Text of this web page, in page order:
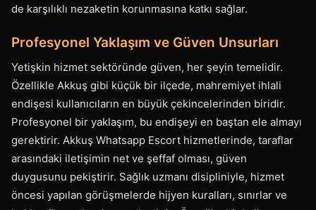
de karşılıklı nezaketin korunmasına katkı sağlar.
Profesyonel Yaklaşım ve Güven Unsurları
Yetişkin hizmet sektöründe güven, her şeyin temelidir.
Özellikle Akkuş gibi küçük bir ilçede, mahremiyet ihlali
endişesi kullanıcıların en büyük çekincelerinden biridir.
Profesyonel bir yaklaşım, bu endişeyi en baştan ele almayı
gerektirir. Akkuş Whatsapp Escort hizmetlerinde, taraflar
arasındaki iletişimin net ve şeffaf olması, güven
duygusunu pekiştirir. Sağlık uzmanı disipliniyle, hizmet
öncesi yapılan görüşmelerde hijyen kuralları, sınırlar ve